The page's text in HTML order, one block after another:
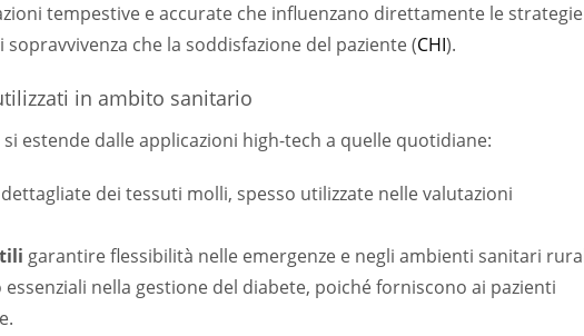
tempestive e accurate che influenzano direttamente le
che la soddisfazione del paziente (CHI).
in ambito sanitario
estende dalle applicazioni high-tech a quelle quotidiane:
dei tessuti molli, spesso utilizzate nelle valutazioni
garantire flessibilità nelle emergenze e negli ambienti sanitari
essenziali nella gestione del diabete, poiché forniscono ai pazienti